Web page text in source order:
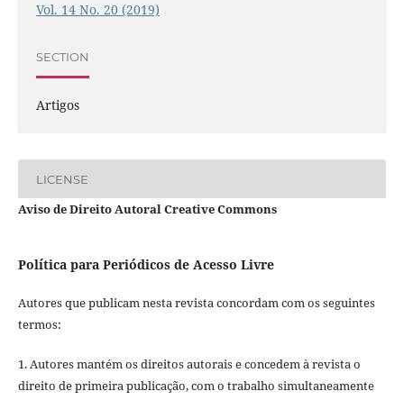
Vol. 14 No. 20 (2019)
SECTION
Artigos
LICENSE
Aviso de Direito Autoral Creative Commons
Política para Periódicos de Acesso Livre
Autores que publicam nesta revista concordam com os seguintes
termos:
1. Autores mantém os direitos autorais e concedem à revista o
direito de primeira publicação, com o trabalho simultaneamente